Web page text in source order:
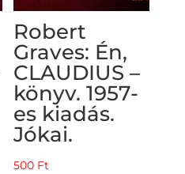
Robert
Graves: Én,
CLAUDIUS –
könyv. 1957-
es kiadás.
Jókai.
500 Ft